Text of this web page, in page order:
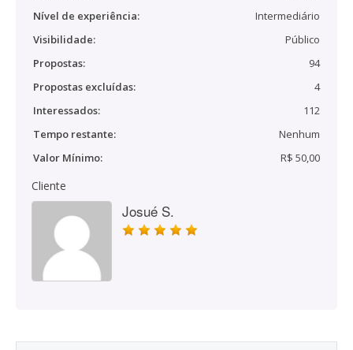
Nível de experiência:
Intermediário
Visibilidade:
Público
Propostas:
94
Propostas excluídas:
4
Interessados:
112
Tempo restante:
Nenhum
Valor Mínimo:
R$ 50,00
Cliente
Josué S.